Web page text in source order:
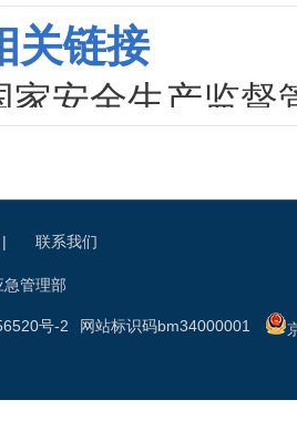
关链接
家安全生产监督
| 联系我们
急管理部
网站标识码bm34000001
号-2